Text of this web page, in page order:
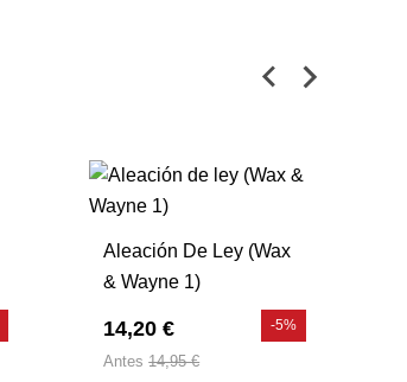
Aleación De Ley (Wax
& Wayne 1)
14,20 €
Antes 14,95 €
-5%